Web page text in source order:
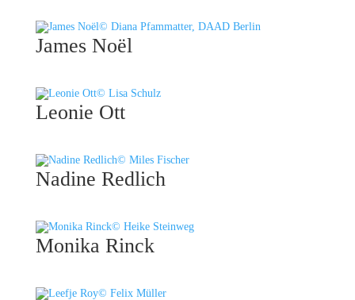
© Diana Pfammatter, DAAD Berlin
James Noël
© Lisa Schulz
Leonie Ott
© Miles Fischer
Nadine Redlich
© Heike Steinweg
Monika Rinck
© Felix Müller